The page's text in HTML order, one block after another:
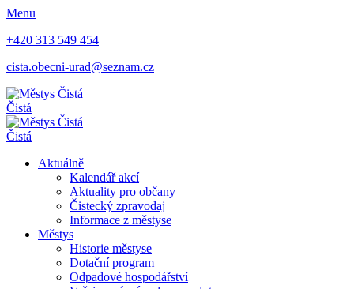
Menu
+420 313 549 454
cista.obecni-urad@seznam.cz
Čistá
Čistá
Aktuálně
Kalendář akcí
Aktuality pro občany
Čistecký zpravodaj
Informace z městyse
Městys
Historie městyse
Dotační program
Odpadové hospodářství